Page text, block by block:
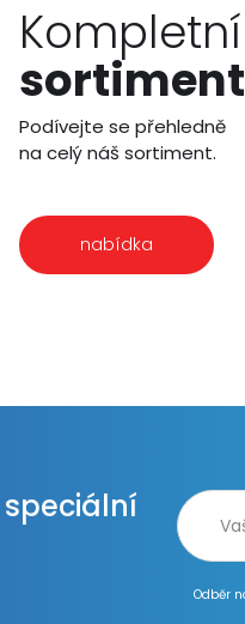
Kompletní
sortiment
Podívejte se přehledně
na celý náš sortiment.
nabídka
Odběr